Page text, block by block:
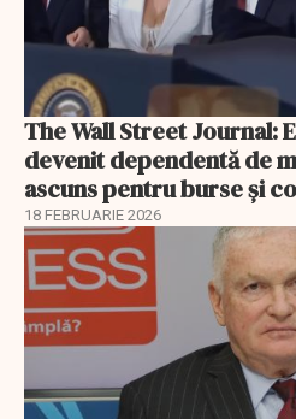
The Wall Street Journal:
devenit dependentă de
ascuns pentru burse și
18 FEBRUARIE 2026
EXCLUSIV